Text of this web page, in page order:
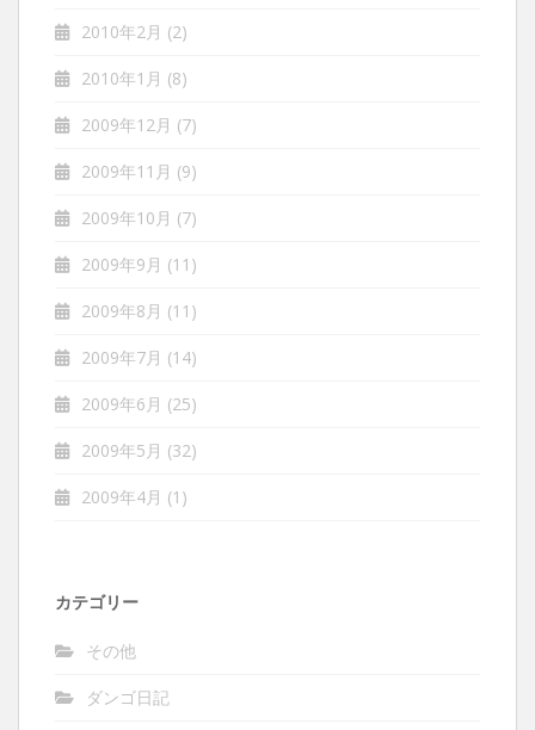
2010年2月 (2)
2010年1月 (8)
2009年12月 (7)
2009年11月 (9)
2009年10月 (7)
2009年9月 (11)
2009年8月 (11)
2009年7月 (14)
2009年6月 (25)
2009年5月 (32)
2009年4月 (1)
カテゴリー
その他
ダンゴ日記